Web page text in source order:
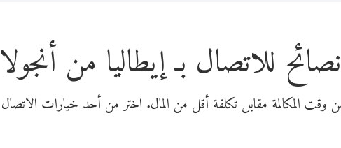
نصائح للاتصال بـ إيطاليا من أنجولا